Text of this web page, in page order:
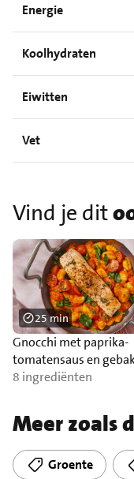
Energie
Koolhydraten
Eiwitten
Vet
Vind je dit
Gnocchi met paprika-
tomatensaus en
zalm
8 ingrediënten
25 min
Meer zoals
Groente